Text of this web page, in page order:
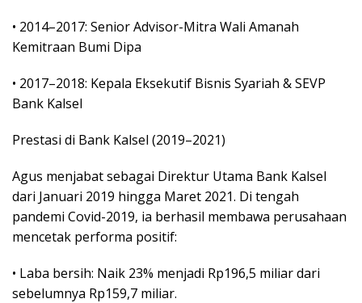
• 2014–2017: Senior Advisor-Mitra Wali Amanah
Kemitraan Bumi Dipa
• 2017–2018: Kepala Eksekutif Bisnis Syariah & SEVP
Bank Kalsel
Prestasi di Bank Kalsel (2019–2021)
Agus menjabat sebagai Direktur Utama Bank Kalsel
dari Januari 2019 hingga Maret 2021. Di tengah
pandemi Covid-2019, ia berhasil membawa perusahaan
mencetak performa positif:
• Laba bersih: Naik 23% menjadi Rp196,5 miliar dari
sebelumnya Rp159,7 miliar.